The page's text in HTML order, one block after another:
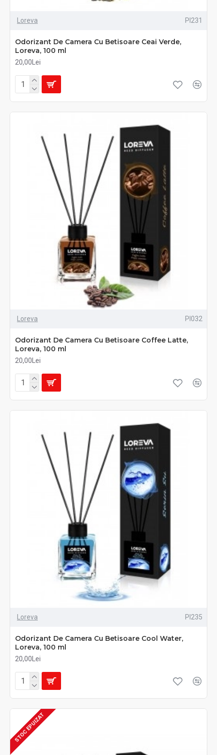
Loreva PI231
Odorizant De Camera Cu Betisoare Ceai Verde,
Loreva, 100 ml
20,00Lei
Loreva PI032
Odorizant De Camera Cu Betisoare Coffee Latte,
Loreva, 100 ml
20,00Lei
Loreva PI235
Odorizant De Camera Cu Betisoare Cool Water,
Loreva, 100 ml
20,00Lei
STOC EPUIZAT